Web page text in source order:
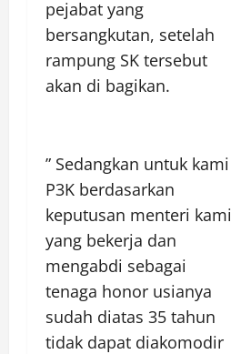
pejabat yang
bersangkutan, setelah
rampung SK tersebut
akan di bagikan.
” Sedangkan untuk kami
P3K berdasarkan
keputusan menteri kami
yang bekerja dan
mengabdi sebagai
tenaga honor usianya
sudah diatas 35 tahun
tidak dapat diakomodir